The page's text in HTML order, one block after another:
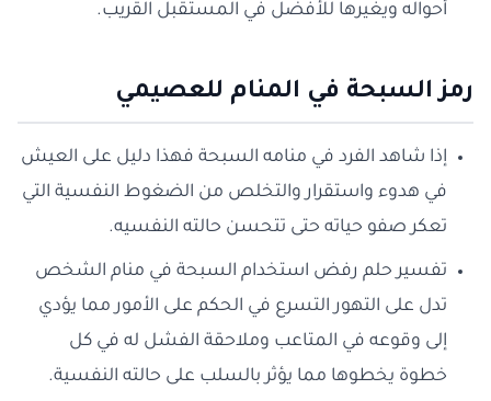
أحواله ويغيرها للأفضل في المستقبل القريب.
رمز السبحة في المنام للعصيمي
إذا شاهد الفرد في منامه السبحة فهذا دليل على العيش
في هدوء واستقرار والتخلص من الضغوط النفسية التي
تعكر صفو حياته حتى تتحسن حالته النفسيه.
تفسير حلم رفض استخدام السبحة في منام الشخص
تدل على التهور التسرع في الحكم على الأمور مما يؤدي
إلى وقوعه في المتاعب وملاحقة الفشل له في كل
خطوة يخطوها مما يؤثر بالسلب على حالته النفسية.